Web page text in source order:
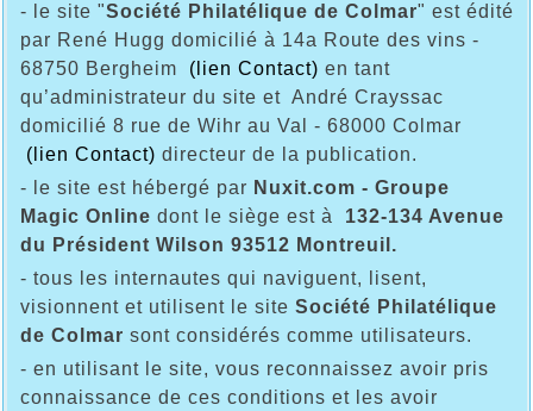
- le site "Société Philatélique de Colmar" est édité
par René Hugg domicilié à 14a Route des vins -
68750 Bergheim (lien Contact) en tant
qu’administrateur du site et André Crayssac
domicilié 8 rue de Wihr au Val - 68000 Colmar
(lien Contact) directeur de la publication.
- le site est hébergé par Nuxit.com - Groupe
Magic Online dont le siège est à
132-134 Avenue
du Président Wilson 93512 Montreuil.
- tous les internautes qui naviguent, lisent,
visionnent et utilisent le site Société Philatélique
de Colmar sont considérés comme utilisateurs.
- en utilisant le site, vous reconnaissez avoir pris
connaissance de ces conditions et les avoir